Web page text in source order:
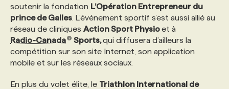
ANNONCEZ AVEC NOUS
soutenir la fondation L’Opération Entrepreneur du
prince de Galles L’événement sportif s’est aussi allié au
réseau de cliniques Action Sport Physioet à
Radio-Canada
Sports,qui diffusera d’ailleurs la
compétition sur son site Internet, son application
mobile et sur les réseaux sociaux.
En plus du volet élite, le Triathlon International de